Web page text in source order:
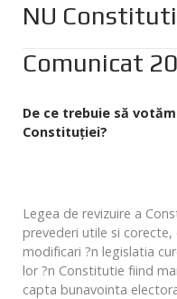
NU
Comunicat
De ce trebuie să
Constituției?
Legea de revizuire a
prevederi utile si
modificari ?n legislatia
lor ?n Constitutie fiind
capta bunavointa